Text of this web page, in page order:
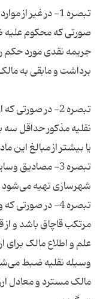
تبصره 1- در غیر
صورتی که محکوم علیه
جریمه نقدی مورد حکم
تبصره 2- در
نقلیه مذکور حداقل سه
تبصره 3- مصادیق
تبصره 4- در
مرتکب قاچاق باشد و از
علم و اطلاع مالک برای
وسیله نقلیه ضبط
مالک مسترد و معادل